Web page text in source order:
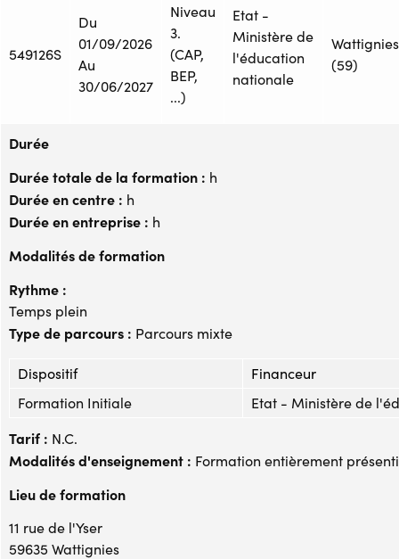
549126S
Du
01/09/2026
Au
30/06/2027
Niveau
3.
(CAP,
BEP,
...)
Etat -
Ministère de
l'éducation
nationale
Wattignies
(59)
Durée
Durée totale de la formation : h
Durée en centre : h
Durée en entreprise : h
Modalités de formation
Rythme :
Temps plein
Type de parcours : Parcours mixte
Dispositif
Financeur
Formation Initiale
Etat - Ministère de
Tarif : N.C.
Modalités d'enseignement : Formation entièrement
Lieu de formation
11 rue de l'Yser
59635 Wattignies